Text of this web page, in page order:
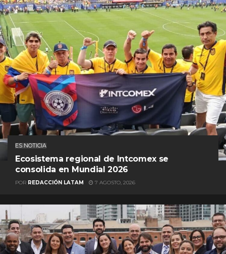
ES NOTICIA
Ecosistema regional de Intcomex se
consolida en Mundial 2026
POR REDACCIÓN LATAM 7 AGOSTO, 2026